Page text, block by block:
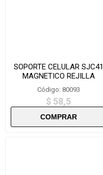
SOPORTE CELULAR SJC41
MAGNETICO REJILLA
Código: 80093
$ 58,5